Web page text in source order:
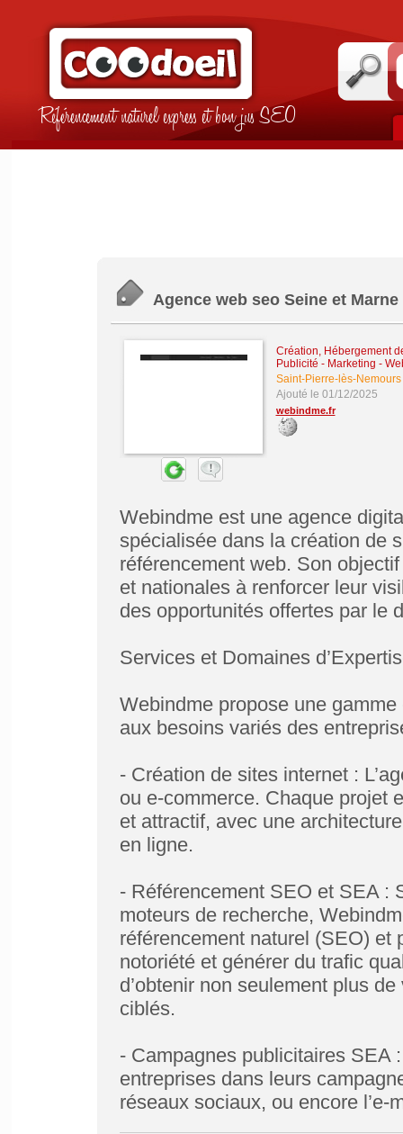
Référencement naturel express et bon jus SEO
Agence web seo Seine et
Création, Hébergement
Publicité - Marketing -
Saint-Pierre-lès-Nemours
Ajouté le 01/12/2025
webindme.fr
Webindme est une agence
spécialisée dans la création de
référencement web. Son
et nationales à renforcer leur
des opportunités offertes par le
​Services et Domaines
Webindme propose une
aux besoins variés des
- Création de sites internet :
ou e-commerce. Chaque projet
et attractif, avec une
en ligne.
​- Référencement SEO et SEA :
moteurs de recherche,
référencement naturel (SEO) et
notoriété et générer du trafic
d’obtenir non seulement plus
ciblés.
- Campagnes publicitaires SEA
entreprises dans leurs
réseaux sociaux, ou encore l’e-